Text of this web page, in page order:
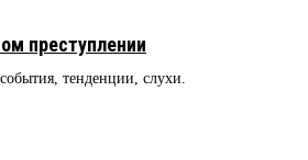
преступлении
тенденции, слухи.